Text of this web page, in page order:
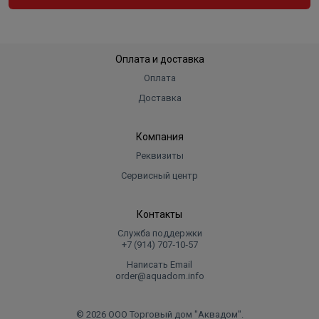
Длина (глубина) без упаковки 25 см
Оплата и доставка
Оплата
Доставка
Компания
Реквизиты
Сервисный центр
Контакты
Служба поддержки
+7 (914) 707‑10‑57
Написать Email
order@aquadom.info
© 2026 ООО Торговый дом "Аквадом".